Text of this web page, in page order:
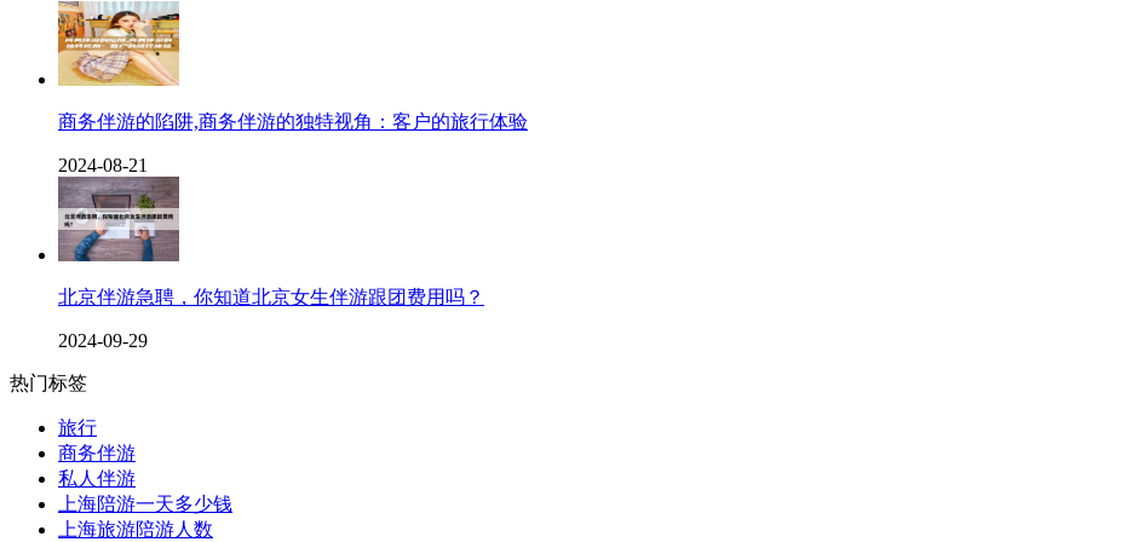
商务伴游的陷阱,商务伴游的独特视角：客户的旅行体验
2024-08-21
北京伴游急聘，你知道北京女生伴游跟团费用吗？
2024-09-29
热门标签
旅行
商务伴游
私人伴游
上海陪游一天多少钱
上海旅游陪游人数